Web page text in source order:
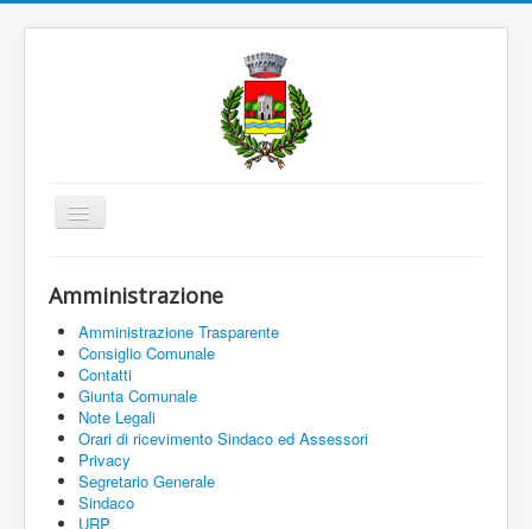
Cambia
navigazione
Amministrazione
Uffici e Servizi
La città
Associazioni
Documenti On Line
Informazioni
Amministrazione
Amministrazione Trasparente
Consiglio Comunale
Contatti
Giunta Comunale
Note Legali
Orari di ricevimento Sindaco ed Assessori
Privacy
Segretario Generale
Sindaco
URP